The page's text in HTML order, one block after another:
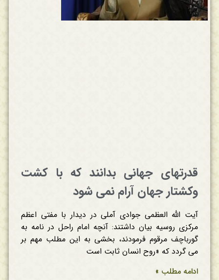
قدرتهای جهانی بدانند که با کشت
وکشتار جهان آرام نمی شود
آیت الله العظمی جوادی آملی در دیدار با مفتی اعظم
مرکزی روسیه بیان داشتند: آنچه امام راحل در نامه به
گورباچف مرقوم فرمودند، بخشی به این مطلب مهم بر
می گردد که «روح انسان ثابت است
ادامه مطلب »